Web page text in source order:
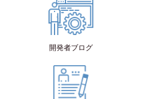
開発者ブログ